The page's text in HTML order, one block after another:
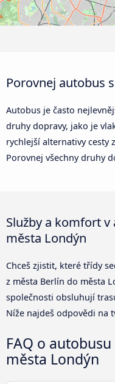
Porovnej autobus
Autobus je často
druhy dopravy, jako je
rychlejší alternativy cesty
Porovnej všechny druhy
Služby a komfort
města Londýn
Chceš zjistit, které třídy
z města Berlín do města
společnosti obsluhují
Níže najdeš odpovědi na
FAQ o
města Londýn